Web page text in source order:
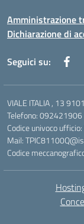
Amministrazione
Dichiarazione di
Seguici su:
VIALE ITALIA , 13
Telefono: 092421906
Codice univoco ufficio:
Mail:
Codice